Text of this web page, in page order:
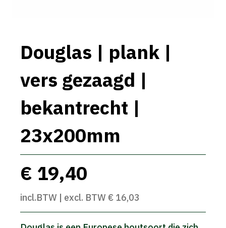
Douglas | plank |
vers gezaagd |
bekantrecht |
23x200mm
€ 19,40
incl.BTW | excl. BTW € 16,03